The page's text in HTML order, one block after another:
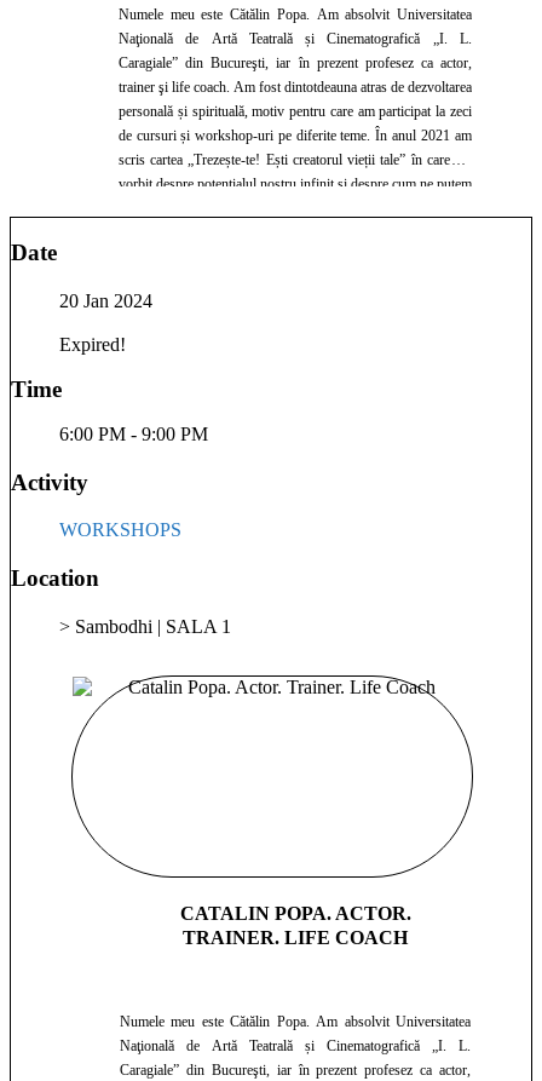
Numele meu este Cătălin Popa. Am absolvit Universitatea
Naţională de Artă Teatrală și Cinematografică „I. L.
Caragiale” din Bucureşti, iar în prezent profesez ca actor,
trainer şi life coach. Am fost dintotdeauna atras de dezvoltarea
personală și spirituală, motiv pentru care am participat la zeci
de cursuri și workshop-uri pe diferite teme. În anul 2021 am
scris cartea „Trezește-te! Ești creatorul vieții tale” în care am
vorbit despre potențialul nostru infinit și despre cum ne putem
Unul: de a crede că nu există miracole. Altul: de a crede ca
Date
20 Jan 2024
Expired!
Time
6:00 PM - 9:00 PM
Activity
WORKSHOPS
Location
> Sambodhi | SALA 1
CATALIN POPA. ACTOR.
TRAINER. LIFE COACH
Numele meu este Cătălin Popa. Am absolvit Universitatea
Naţională de Artă Teatrală și Cinematografică „I. L.
Caragiale” din Bucureşti, iar în prezent profesez ca actor,